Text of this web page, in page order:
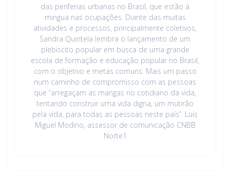
das periferias urbanas no Brasil, que estão à
mingua nas ocupações. Diante das muitas
atividades e processos, principalmente coletivos,
Sandra Quintela lembra o lançamento de um
plebiscito popular em busca de uma grande
escola de formação e educação popular no Brasil,
com o objetivo e metas comuns. Mais um passo
num caminho de compromisso com as pessoas
que “arregaçam as mangas no cotidiano da vida,
tentando construir uma vida digna, um mutirão
pela vida, para todas as pessoas neste país”. Luis
Miguel Modino, assessor de comunicação CNBB
Norte1